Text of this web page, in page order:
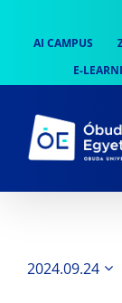
content
AI CAMPUS
E-
2024.09.24